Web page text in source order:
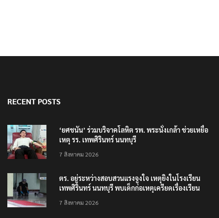
RECENT POSTS
‘ยศชนัน’ ร่วมบริจาคโลหิต รพ. พระนั่งเกล้า ช่วยเหยื่อ
เหตุ รร. เทพศิรินทร์ นนทบุรี
7 สิงหาคม 2026
ตร. อยู่ระหว่างสอบสวนแรงจูงใจ เหตุยิงในโรงเรียน
เทพศิรินทร์ นนทบุรี พบเด็กก่อเหตุเครียดเรื่องเรียน
7 สิงหาคม 2026